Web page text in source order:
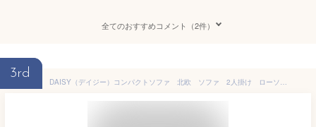
全てのおすすめコメント（2件）
3rd
DAISY（デイジー）コンパクトソファ 北欧 ソファ 2人掛け ローソファ クッション付き 脚取り外し コンパクト 二人掛け ソファー ファブリック 布 2P ファブリック 1人暮らし リビング 肘掛け アーム付き 肘あり ナチュラル ベージュ ネイビー